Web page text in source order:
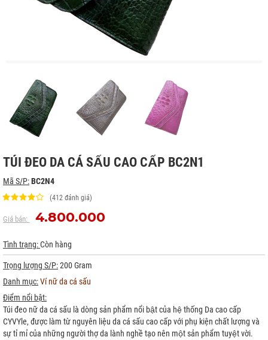
TÚI ĐEO DA CÁ SẤU CAO CẤP BC2N1
Mã S/P:BC2N4
(412 đánh giá)
Giá bán: 4.800.000
Tình trạng:Còn hàng
Trọng lượng S/P:200 Gram
Danh mục:Ví nữ da cá sấu
Điểm nổi bật:
Túi đeo nữ da cá sấu là dòng sản phẩm nổi bật của hệ thống Da cao cấp
CYVYle, được làm từ nguyên liệu da cá sấu cao cấp với phụ kiện chất lượng và
sự tỉ mỉ của những người thợ da lành nghề tạo nên một sản phẩm tuyệt vời.